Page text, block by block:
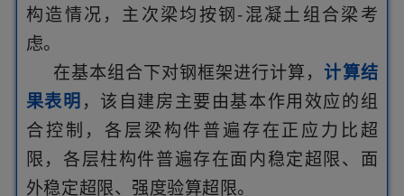
构造情况，主次梁均按钢-混凝土组合梁考
虑。
在基本组合下对钢框架进行计算，
计算结
果表明 ，该自建房主要由基本作用效应的组
合控制，各层梁构件普遍存在正应力比超
限，各层柱构件普遍存在面内稳定超限、面
外稳定超限、强度验算超限。